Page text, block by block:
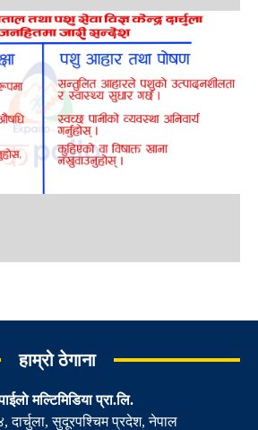
हाम्रो ठेगाना
मल्टिमिडिया प्रा.लि.
दार्चुला, सुदूरपश्चिम प्रदेश, नेपाल